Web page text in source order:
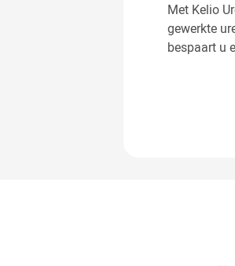
Met Kelio
gewerkte
bespaart u